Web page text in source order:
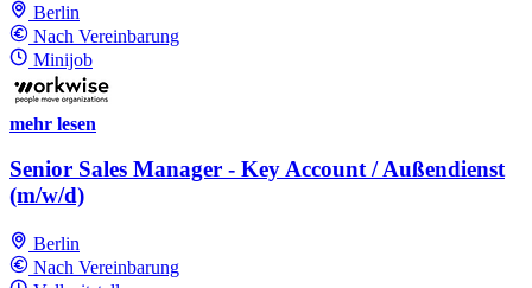
Berlin
Nach Vereinbarung
Minijob
mehr lesen
Senior Sales Manager - Key Account / Außendienst
(m/w/d)
Berlin
Nach Vereinbarung